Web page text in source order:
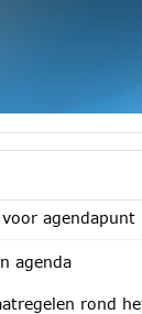
agenda
rond